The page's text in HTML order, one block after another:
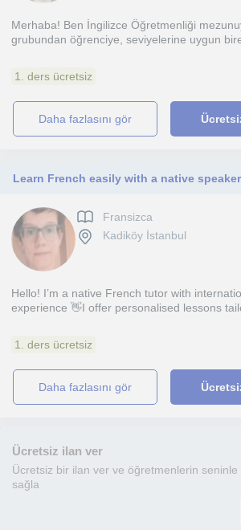
Merhaba! Ben İngilizce Öğretmenliği
grubundan öğrenciye, seviyelerine uygun
1. ders ücretsiz
daha fazlasını gör
Learn French easily with a native speaker
Fransizca
Kadiköy İstanbul
Hello! I’m a native French tutor with
experience 👋I offer personalised lessons
1. ders ücretsiz
daha fazlasını gör
Ücretsiz ilan ver
Ücretsiz bir ilan ver ve öğretmenlerin
sağla